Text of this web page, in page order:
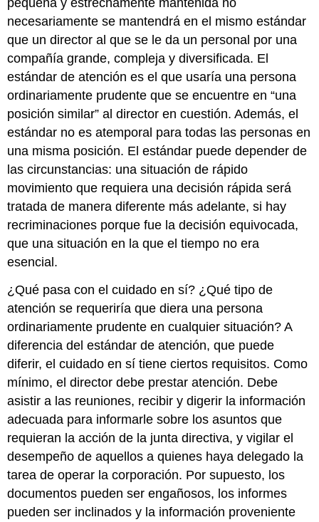
pequeña y estrechamente mantenida no
necesariamente se mantendrá en el mismo estándar
que un director al que se le da un personal por una
compañía grande, compleja y diversificada. El
estándar de atención es el que usaría una persona
ordinariamente prudente que se encuentre en “una
posición similar” al director en cuestión. Además, el
estándar no es atemporal para todas las personas en
una misma posición. El estándar puede depender de
las circunstancias: una situación de rápido
movimiento que requiera una decisión rápida será
tratada de manera diferente más adelante, si hay
recriminaciones porque fue la decisión equivocada,
que una situación en la que el tiempo no era
esencial.
¿Qué pasa con el cuidado en sí? ¿Qué tipo de
atención se requeriría que diera una persona
ordinariamente prudente en cualquier situación? A
diferencia del estándar de atención, que puede
diferir, el cuidado en sí tiene ciertos requisitos. Como
mínimo, el director debe prestar atención. Debe
asistir a las reuniones, recibir y digerir la información
adecuada para informarle sobre los asuntos que
requieran la acción de la junta directiva, y vigilar el
desempeño de aquellos a quienes haya delegado la
tarea de operar la corporación. Por supuesto, los
documentos pueden ser engañosos, los informes
pueden ser inclinados y la información proveniente